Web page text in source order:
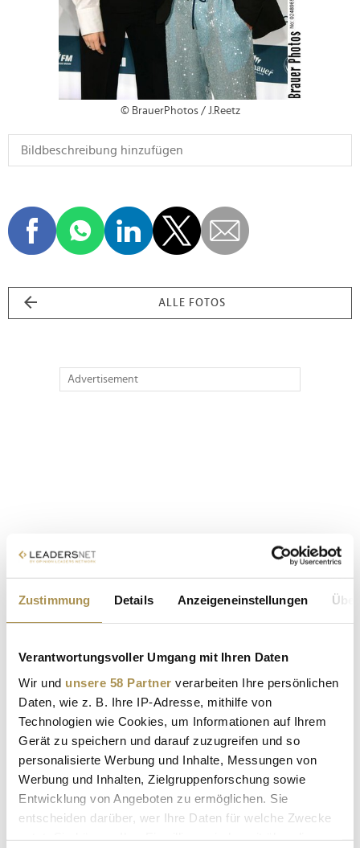
Zustimmung Details Anzeigeneinstellungen
Verantwortungsvoller Umgang mit Ihren Daten
Wir und unsere 58 Partner verarbeiten Ihre persönlichen
Daten, wie z. B. Ihre IP-Adresse, mithilfe von
Technologien wie Cookies, um Informationen auf Ihrem
Gerät zu speichern und darauf zuzugreifen und so
personalisierte Werbung und Inhalte, Messungen von
Werbung und Inhalten, Zielgruppenforschung sowie
Entwicklung von Angeboten zu ermöglichen. Sie
entscheiden darüber, wer Ihre Daten für welche Zwecke
© BrauerPhotos / J.Reetz
ALLE FOTOS
Advertisement